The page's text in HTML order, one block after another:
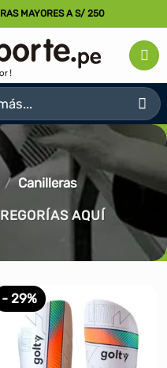
MAYORES A S/ 250
/ Canilleras
AQUÍ
- 29%